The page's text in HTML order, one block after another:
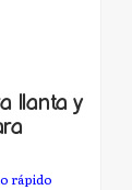
llanta y
rápido